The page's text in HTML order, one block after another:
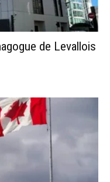
de Levallois